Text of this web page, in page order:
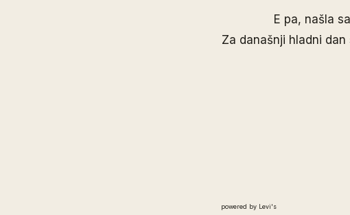
E pa, našla
Za današnji hladni
powered by Levi's